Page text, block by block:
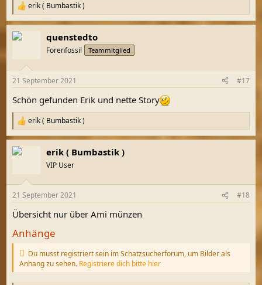
R
e
a
k
e
:
erik ( Bumbastik )
quenstedto
Forenfossil Teammitglied
21 September 2021 #17
Schön gefunden Erik und nette Story
R
e
a
k
e
n
:
erik ( Bumbastik )
erik ( Bumbastik )
VIP User
21 September 2021 #18
Übersicht nur über Ami münzen
Anhänge
Du musst registriert sein im Schatzsucherforum, um Bilder als
Anhang zu sehen. Registriere dich bitte hier